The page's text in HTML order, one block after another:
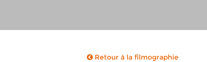
Retour à la filmographie